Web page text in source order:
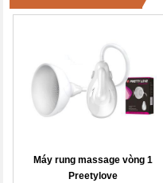
Máy rung massage vòng 1
Preetylove